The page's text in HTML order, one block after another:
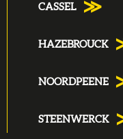
CASSEL
HAZEBROUCK
NOORDPEENE
STEENWERCK